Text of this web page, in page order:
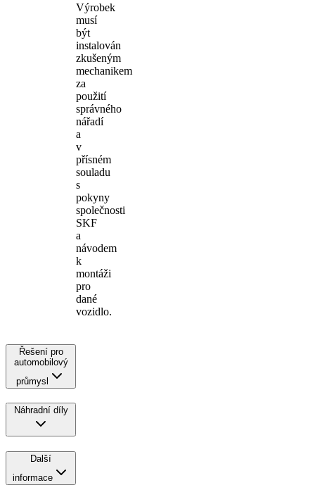
Výrobek
musí
být
instalován
zkušeným
mechanikem
za
použití
správného
nářadí
a
v
přísném
souladu
s
pokyny
společnosti
SKF
a
návodem
k
montáži
pro
dané
vozidlo.
Řešení pro
automobilový
průmysl
Náhradní díly
Další
informace